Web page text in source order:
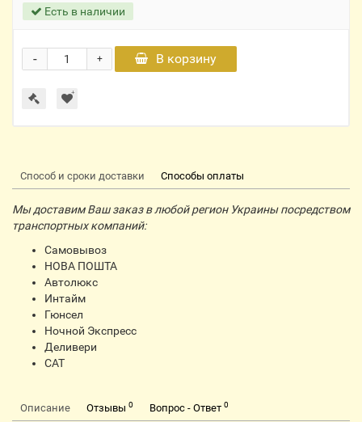
Есть в наличии
+
- В корзину
Способ и сроки доставки Способы оплаты
Мы доставим Ваш заказ в любой регион Украины посредством
транспортных компаний:
Самовывоз
НОВА ПОШТА
Автолюкс
Интайм
Гюнсел
Ночной Экспресс
Деливери
CАТ
Описание Отзывы 0 Вопрос - Ответ 0